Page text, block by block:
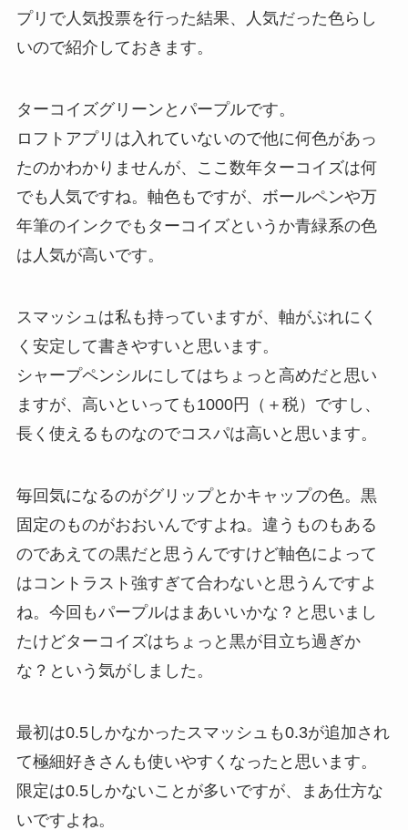
プリで人気投票を行った結果、人気だった色らし
いので紹介しておきます。
ターコイズグリーンとパープルです。
ロフトアプリは入れていないので他に何色があっ
たのかわかりませんが、ここ数年ターコイズは何
でも人気ですね。軸色もですが、ボールペンや万
年筆のインクでもターコイズというか青緑系の色
は人気が高いです。
スマッシュは私も持っていますが、軸がぶれにく
く安定して書きやすいと思います。
シャープペンシルにしてはちょっと高めだと思い
ますが、高いといっても1000円（＋税）ですし、
長く使えるものなのでコスパは高いと思います。
毎回気になるのがグリップとかキャップの色。黒
固定のものがおおいんですよね。違うものもある
のであえての黒だと思うんですけど軸色によって
はコントラスト強すぎて合わないと思うんですよ
ね。今回もパープルはまあいいかな？と思いまし
たけどターコイズはちょっと黒が目立ち過ぎか
な？という気がしました。
最初は0.5しかなかったスマッシュも0.3が追加され
て極細好きさんも使いやすくなったと思います。
限定は0.5しかないことが多いですが、まあ仕方な
いですよね。